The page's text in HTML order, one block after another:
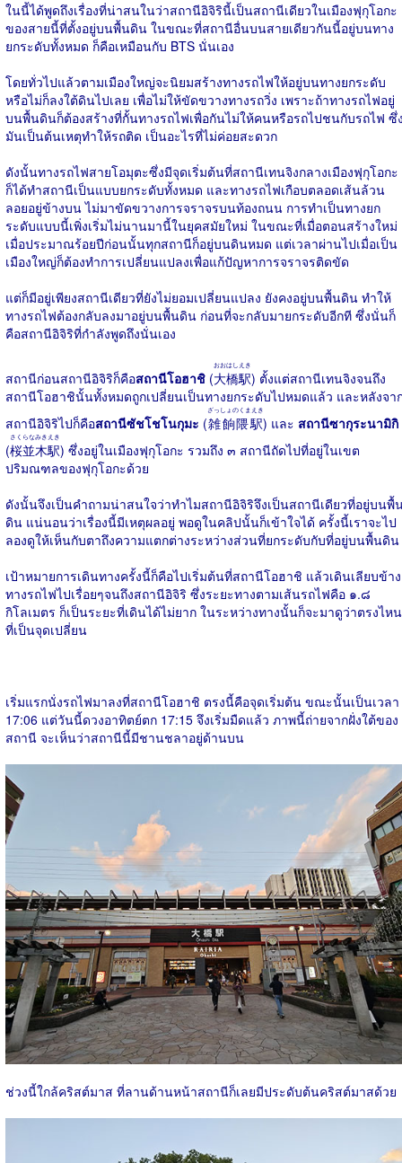
ในนี้ได้พูดถึงเรื่องที่น่าสนในว่าสถานีอิจิรินี้เป็นสถานีเดียวในเมืองฟุกุโอกะ
ของสายนี้ที่ตั้งอยู่บนพื้นดิน ในขณะที่สถานีอื่นบนสายเดียวกันนี้อยู่บนทาง
ยกระดับทั้งหมด ก็คือเหมือนกับ BTS นั่นเอง
โดยทั่วไปแล้วตามเมืองใหญ่จะนิยมสร้างทางรถไฟให้อยู่บนทางยกระดับ
หรือไม่ก็ลงใต้ดินไปเลย เพื่อไม่ให้ขัดขวางทางรถวิ่ง เพราะถ้าทางรถไฟอยู่
บนพื้นดินก็ต้องสร้างที่กั้นทางรถไฟเพื่อกันไม่ให้คนหรือรถไปชนกับรถไฟ ซึ่
มันเป็นต้นเหตุทำให้รถติด เป็นอะไรที่ไม่ค่อยสะดวก
ดังนั้นทางรถไฟสายโอมุตะซึ่งมีจุดเริ่มต้นที่สถานีเทนจิงกลางเมืองฟุกุโอกะ
ก็ได้ทำสถานีเป็นแบบยกระดับทั้งหมด และทางรถไฟเกือบตลอดเส้นล้วน
ลอยอยู่ข้างบน ไม่มาขัดขวางการจราจรบนท้องถนน การทำเป็นทางยก
ระดับแบบนี้เพิ่งเริ่มไม่นานมานี้ในยุคสมัยใหม่ ในขณะที่เมื่อตอนสร้างใหม่
เมื่อประมาณร้อยปีก่อนนั้นทุกสถานีก็อยู่บนดินหมด แต่เวลาผ่านไปเมื่อเป็น
เมืองใหญ่ก็ต้องทำการเปลี่ยนแปลงเพื่อแก้ปัญหาการจราจรติดขัด
แต่ก็มีอยู่เพียงสถานีเดียวที่ยังไม่ยอมเปลี่ยนแปลง ยังคงอยู่บนพื้นดิน ทำให้
ทางรถไฟต้องกลับลงมาอยู่บนพื้นดิน ก่อนที่จะกลับมายกระดับอีกที ซึ่งนั่นก็
คือสถานีอิจิริที่กำลังพูดถึงนั่นเอง
สถานีก่อนสถานีอิจิริก็คือสถานีโอฮาชิ (大橋駅
おおはしえき
) ตั้งแต่สถานีเทนจิงจนถึง
สถานีโอฮาชินั้นทั้งหมดถูกเปลี่ยนเป็นทางยกระดับไปหมดแล้ว และหลังจา
สถานีอิจิริไปก็คือสถานีซัชโชโนกุมะ (雑餉隈駅
ざっしょのくまえき
) และ สถานีซากุระนามิกิ
(桜並木駅
さくらなみきえき
) ซึ่งอยู่ในเมืองฟุกุโอกะ รวมถึง ๓ สถานีถัดไปที่อยู่ในเขต
ปริมณฑลของฟุกุโอกะด้วย
ดังนั้นจึงเป็นคำถามน่าสนใจว่าทำไมสถานีอิจิริจึงเป็นสถานีเดียวที่อยู่บนพื้
ดิน แน่นอนว่าเรื่องนี้มีเหตุผลอยู่ พอดูในคลิปนั้นก็เข้าใจได้ ครั้งนี้เราจะไป
ลองดูให้เห็นกับตาถึงความแตกต่างระหว่างส่วนที่ยกระดับกับที่อยู่บนพื้นดิน
เป้าหมายการเดินทางครั้งนี้ก็คือไปเริ่มต้นที่สถานีโอฮาชิ แล้วเดินเลียบข้าง
ทางรถไฟไปเรื่อยๆจนถึงสถานีอิจิริ ซึ่งระยะทางตามเส้นรถไฟคือ ๑.๘
กิโลเมตร ก็เป็นระยะที่เดินได้ไม่ยาก ในระหว่างทางนั้นก็จะมาดูว่าตรงไหน
ที่เป็นจุดเปลี่ยน
เริ่มแรกนั่งรถไฟมาลงที่สถานีโอฮาชิ ตรงนี้คือจุดเริ่มต้น ขณะนั้นเป็นเวลา
17:06 แต่วันนี้ดวงอาทิตย์ตก 17:15 จึงเริ่มมืดแล้ว ภาพนี้ถ่ายจากฝั่งใต้ของ
สถานี จะเห็นว่าสถานีนี้มีชานชลาอยู่ด้านบน
ช่วงนี้ใกล้คริสต์มาส ที่ลานด้านหน้าสถานีก็เลยมีประดับต้นคริสต์มาสด้วย